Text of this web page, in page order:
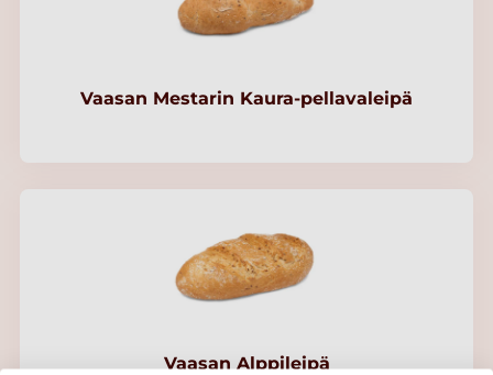
Vaasan Mestarin Kaura-pellavaleipä
Vaasan Alppileipä